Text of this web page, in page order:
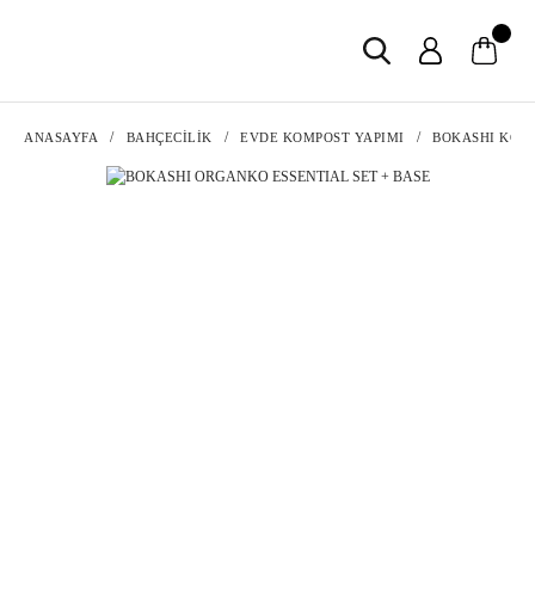
ANASAYFA BAHÇECİLİK EVDE KOMPOST YAPIMI BOKASHI